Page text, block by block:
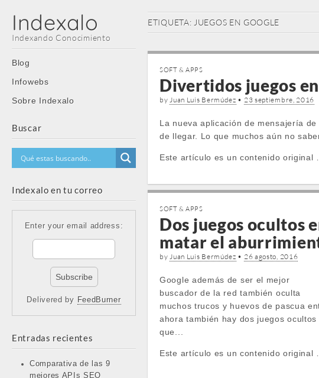
Indexalo
Indexando Conocimiento
Main
menu
Skip
content
Blog
Infowebs
Sobre Indexalo
Buscar
Indexalo en tu correo
Enter your email address:
Delivered by FeedBurner
Entradas recientes
Comparativa de las 9
mejores APIs SEO
ETIQUETA: JUEGOS EN GOOGLE
SOFT & APPS
Divertidos juegos
byJuan Luis Bermúdez • 23 septiembre, 2016
La nueva aplicación de mensajería
de llegar. Lo que muchos aún no
Este artículo es un contenido original
SOFT & APPS
Dos juegos ocultos
matar el
byJuan Luis Bermúdez • 26 agosto, 2016
Google además de ser el mejor
buscador de la red también oculta
muchos trucos y huevos de pascua
ahora también hay dos juegos
que...
Este artículo es un contenido original